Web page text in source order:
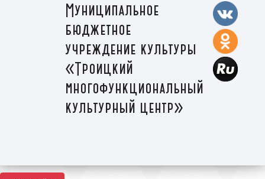
Муниципальное
бюджетное
учреждение культуры
«Троицкий
многофункциональный
культурный центр»